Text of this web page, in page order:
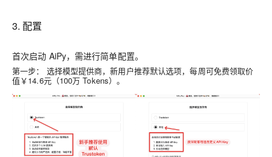
3. 配置
首次启动 AiPy，需进行简单配置。
第一步：
选择模型提供商，新用户推荐默认选项，每周可免费领取价
值￥14.6元（100万 Tokens）。